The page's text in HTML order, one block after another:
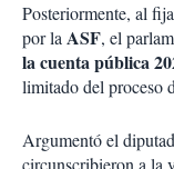
Posteriormente, al
por laASF, el
la cuenta pública
limitado del proceso
Argumentó el